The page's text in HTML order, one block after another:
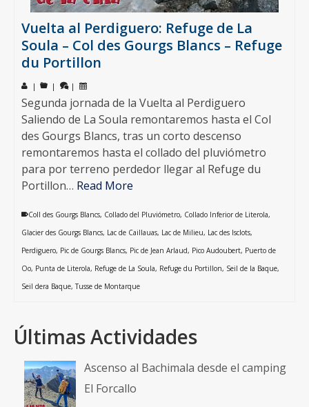
Vuelta al Perdiguero: Refuge de La
Soula – Col des Gourgs Blancs – Refuge
du Portillon
| | |
Segunda jornada de la Vuelta al Perdiguero
Saliendo de La Soula remontaremos hasta el Col
des Gourgs Blancs, tras un corto descenso
remontaremos hasta el collado del pluviómetro
para por terreno perdedor llegar al Refuge du
Portillon… Read More
Coll des Gourgs Blancs, Collado del Pluviómetro, Collado Inferior de Literola,
Glacier des Gourgs Blancs, Lac de Caillauas, Lac de Milieu, Lac des Isclots,
Perdiguero, Pic de Gourgs Blancs, Pic de Jean Arlaud, Pico Audoubert, Puerto de
Oo, Punta de Literola, Refuge de La Soula, Refuge du Portillon, Seil de la Baque,
Seil dera Baque,Tusse de Montarque
Últimas Actividades
Ascenso al Bachimala desde el camping
El Forcallo